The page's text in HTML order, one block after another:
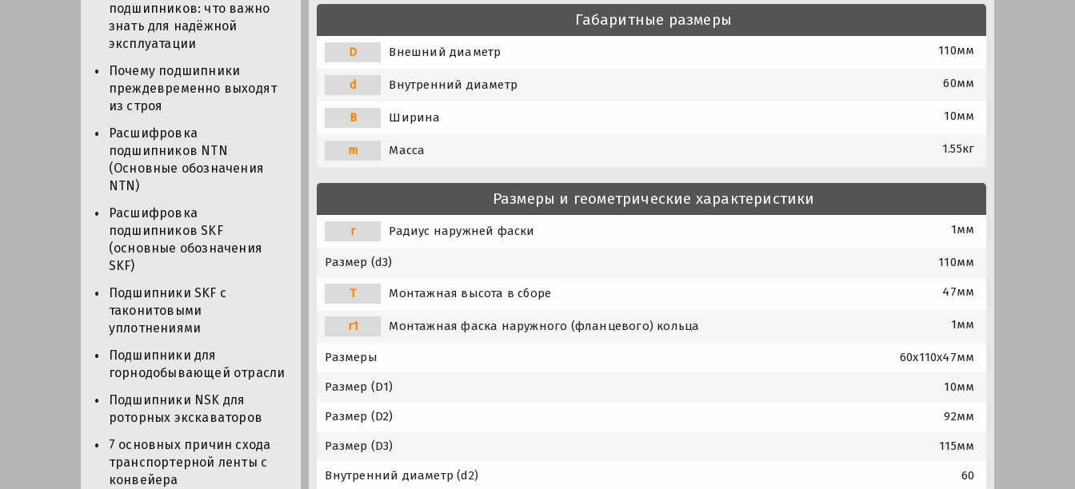
подшипников: что важно
знать для надёжной
эксплуатации
Почему подшипники
преждевременно выходят
из строя
Расшифровка
подшипников NTN
(Основные обозначения
NTN)
Расшифровка
подшипников SKF
(основные обозначения
SKF)
Подшипники SKF с
таконитовыми
уплотнениями
Подшипники для
горнодобывающей отрасли
Подшипники NSK для
роторных экскаваторов
7 основных причин схода
транспортерной ленты с
конвейера
Габаритные размеры
D Внешний диаметр 110мм
d Внутренний диаметр 60мм
B Ширина 10мм
m Масса 1.55кг
Размеры и геометрические характеристики
r Радиус наружней фаски 1мм
Размер (d3) 110мм
T Монтажная высота в сборе 47мм
r1 Монтажная фаска наружного (фланцевого) кольца 1мм
Размеры 60x110x47мм
Размер (D1) 10мм
Размер (D2) 92мм
Размер (D3) 115мм
Внутренний диаметр (d2) 60